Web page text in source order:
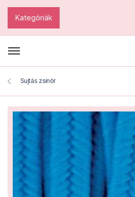
Kategóriák
Sujtás zsinór